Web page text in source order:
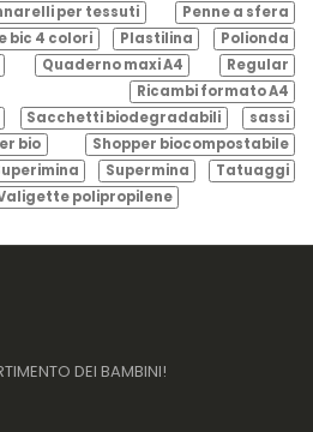
per tessuti
Penne a sfera
bic 4 colori Plastilina
Polionda
Quaderno maxi A4
Regular
Ricambi formato A4
Sacchetti biodegradabili
sassi
bio
Shopper biocompostabile
Supermina
Tatuaggi
polipropilene
DEI BAMBINI!